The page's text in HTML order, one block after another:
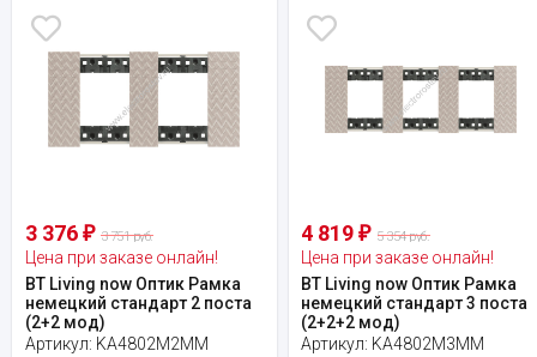
3 376 ₽ 3 751 руб.
Цена при заказе онлайн!
BT Living now Оптик Рамка
немецкий стандарт 2 поста
(2+2 мод)
Артикул: KA4802M2MM
4 819₽ 5 354 руб.
Цена при заказе онлайн!
BT Living now Оптик Рамка
немецкий стандарт 3 поста
(2+2+2 мод)
Артикул: KA4802M3MM